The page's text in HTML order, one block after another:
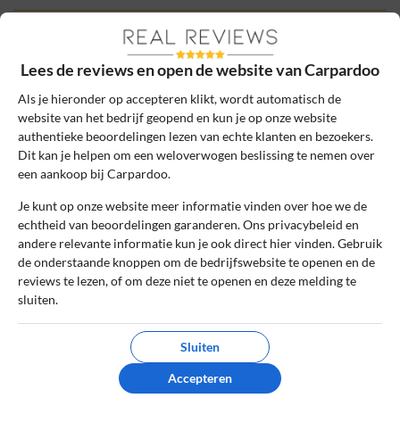
Schrijf een review
Het e-mailadres en bestelnummer worden niet
gepubliceerd. Vereiste velden zijn gemarkeerd
met *
Naam *
E-mail*
Bestelnummer
Lees de reviews en open de website van Carpardoo
Als je hieronder op accepteren klikt, wordt automatisch de
website van het bedrijf geopend en kun je op onze website
authentieke beoordelingen lezen van echte klanten en bezoekers.
Dit kan je helpen om een weloverwogen beslissing te nemen over
een aankoop bij Carpardoo.
Je kunt op onze website meer informatie vinden over hoe we de
echtheid van beoordelingen garanderen. Ons privacybeleid en
andere relevante informatie kun je ook direct hier vinden. Gebruik
de onderstaande knoppen om de bedrijfswebsite te openen en de
reviews te lezen, of om deze niet te openen en deze melding te
sluiten.
Sluiten
Accepteren